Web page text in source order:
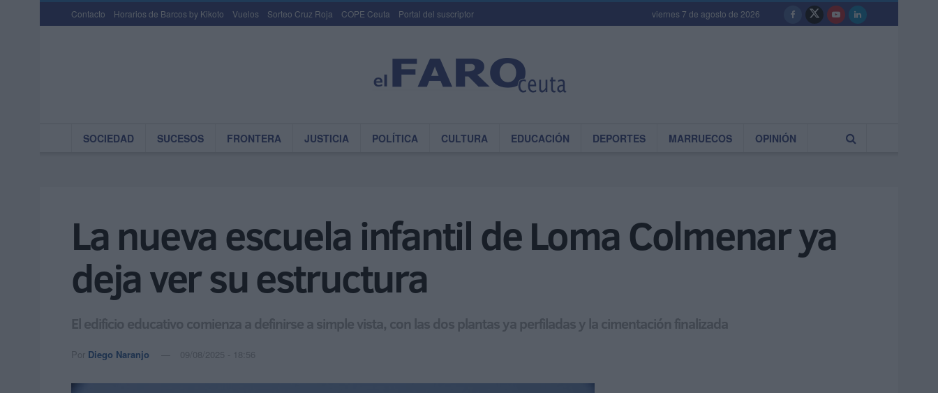
Contacto Horarios de Barcos by Kikoto Vuelos Sorteo Cruz Roja COPE Ceuta Portal del suscriptor viernes 7 de agosto de 2026
SOCIEDAD SUCESOS FRONTERA JUSTICIA POLÍTICA CULTURA EDUCACIÓN DEPORTES MARRUECOS OPINIÓN
La nueva escuela infantil de Loma Colmenar ya
deja ver su estructura
El edificio educativo comienza a definirse a simple vista, con las dos plantas ya perfiladas y la cimentación finalizada
Por Diego Naranjo 09/08/2025 - 18:56